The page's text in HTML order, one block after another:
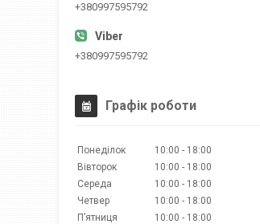
+380997595792
+380997595792
Графік роботи
Понеділок 10:00
18:00
Вівторок
10:00
18:00
Середа
10:00
18:00
Четвер
10:00
18:00
Пʼятниця
10:00
18:00